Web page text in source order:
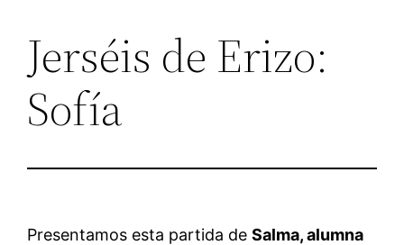
Jerséis de Erizo:
Sofía
Presentamos esta partida deSalma, alumna